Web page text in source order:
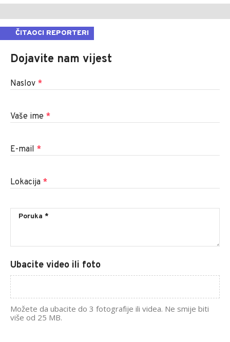
ČITAOCI REPORTERI
Dojavite nam vijest
Naslov *
Vaše ime *
E-mail *
Lokacija *
Ubacite video ili foto
Možete da ubacite do 3 fotografije ili videa. Ne smije biti
više od 25 MB.